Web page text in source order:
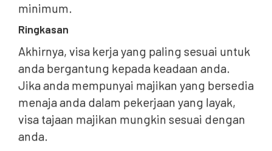
minimum.
Ringkasan
Akhirnya, visa kerja yang paling sesuai untuk
anda bergantung kepada keadaan anda.
Jika anda mempunyai majikan yang bersedia
menaja anda dalam pekerjaan yang layak,
visa tajaan majikan mungkin sesuai dengan
anda.